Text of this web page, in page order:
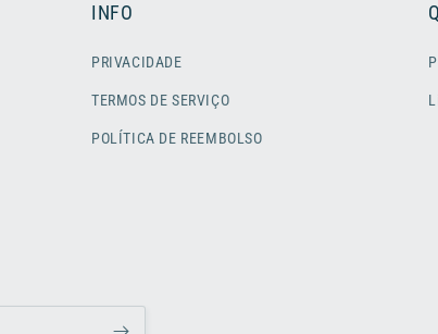
INFO
PRIVACIDADE
TERMOS DE SERVIÇO
POLÍTICA DE REEMBOLSO